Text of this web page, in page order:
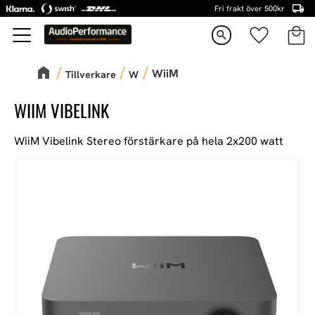
Meny
Fri frakt över 500kr
search Favoriter
Tillverkare W WiiM
WIIM VIBELINK
WiiM Vibelink Stereo förstärkare på hela 2x200 watt